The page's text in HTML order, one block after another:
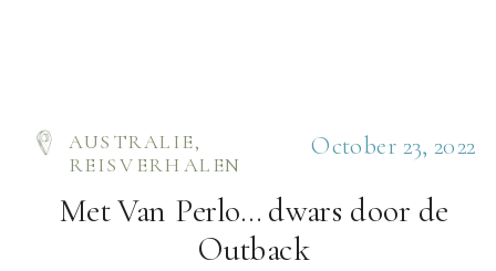
Met Van Perlo… dwars door de
Outback
AUSTRALIE,
REISVERHALEN
October 23, 2022